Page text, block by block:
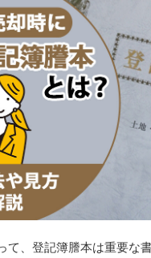
て、登記簿謄本は重要な